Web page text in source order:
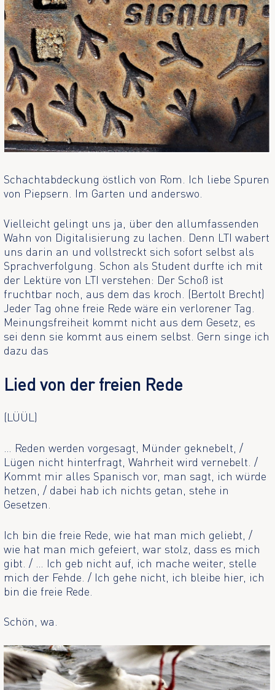
Schachtabdeckung östlich von Rom. Ich liebe Spuren
von Piepsern. Im Garten und anderswo.
Vielleicht gelingt uns ja, über den allumfassenden
Wahn von Digitalisierung zu lachen. Denn LTI wabert
uns darin an und vollstreckt sich sofort selbst als
Sprachverfolgung. Schon als Student durfte ich mit
der Lektüre von LTI verstehen: Der Schoß ist
fruchtbar noch, aus dem das kroch. (Bertolt Brecht)
Jeder Tag ohne freie Rede wäre ein verlorener Tag.
Meinungsfreiheit kommt nicht aus dem Gesetz, es
sei denn sie kommt aus einem selbst. Gern singe ich
dazu das
Lied von der freien Rede
(LÜÜL)
… Reden werden vorgesagt, Münder geknebelt, /
Lügen nicht hinterfragt, Wahrheit wird vernebelt. /
Kommt mir alles Spanisch vor, man sagt, ich würde
hetzen, / dabei hab ich nichts getan, stehe in
Gesetzen.
Ich bin die freie Rede, wie hat man mich geliebt, /
wie hat man mich gefeiert, war stolz, dass es mich
gibt. / … Ich geb nicht auf, ich mache weiter, stelle
mich der Fehde. / Ich gehe nicht, ich bleibe hier, ich
bin die freie Rede.
Schön, wa.